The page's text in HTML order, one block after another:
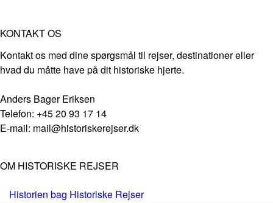
KONTAKT OS
Kontakt os med dine spørgsmål til rejser, destinationer eller
hvad du måtte have på dit historiske hjerte.
Anders Bager Eriksen
Telefon: +45 20 93 17 14
E-mail: mail@historiskerejser.dk
OM HISTORISKE REJSER
Historien bag Historiske Rejser